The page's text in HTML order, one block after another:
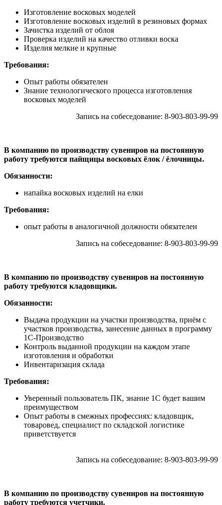
Изготовление восковых моделей
Изготовление восковых изделий в резиновых формах
Зачистка изделий от облоя
Проверка изделий на качество отливки воска
Изделия мелкие и крупные
Требования:
Опыт работы обязателен
Знание технологического процесса изготовления
восковых моделей
Запись на собеседование: 8-903-803-99-99
В компанию по производству сувениров на постоянную
работу требуются пайщицы восковых ёлок / ёлочницы.
Обязанности:
напайка восковых изделий на елки
Требования:
опыт работы в аналогичной должности обязателен
Запись на собеседование: 8-903-803-99-99
В компанию по производству сувениров на постоянную
работу требуются кладовщики.
Обязанности:
Выдача продукции на участки производства, приём с
участков производства, занесение данных в программу
1С-Производство
Контроль выданной продукции на каждом этапе
изготовления и обработки
Инвентаризация склада
Требования:
Уверенный пользователь ПК, знание 1С будет вашим
преимуществом
Опыт работы в смежных профессиях: кладовщик,
товаровед, специалист по складской логистике
приветствуется
Запись на собеседование: 8-903-803-99-99
В компанию по производству сувениров на постоянную
работу требуются учетчики.